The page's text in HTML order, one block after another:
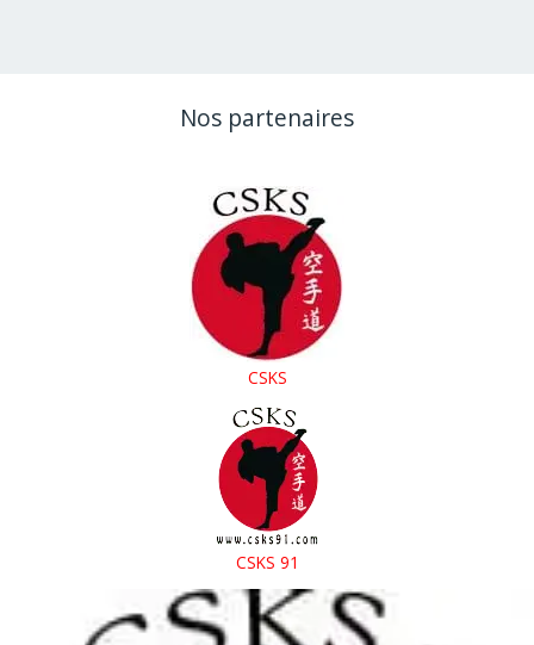
Nos partenaires
CSKS
CSKS 91